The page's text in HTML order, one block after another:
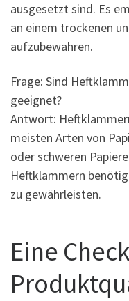
ausgesetzt sind. Es
an einem trockenen
aufzubewahren.
Frage: Sind
geeignet?
Antwort:
meisten Arten von
oder schweren
Heftklammern
zu gewährleisten.
Eine